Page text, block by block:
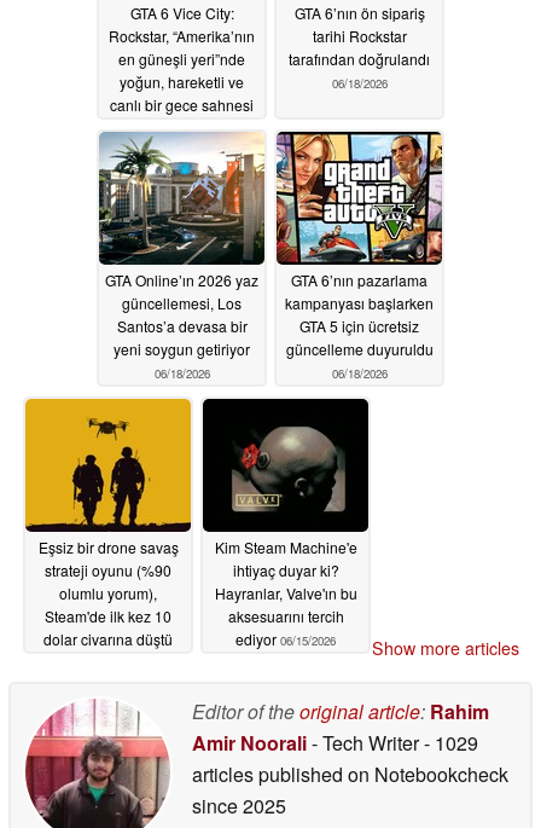
GTA 6 Vice City:
Rockstar, “Amerika’nın
en güneşli yeri”nde
yoğun, hareketli ve
canlı bir gece sahnesi
sergiliyor06/19/2026
GTA 6’nın ön sipariş
tarihi Rockstar
tarafından doğrulandı
06/18/2026
GTA Online’ın 2026 yaz
güncellemesi, Los
Santos’a devasa bir
yeni soygun getiriyor
06/18/2026
GTA 6’nın pazarlama
kampanyası başlarken
GTA 5 için ücretsiz
güncelleme duyuruldu
06/18/2026
Eşsiz bir drone savaş
strateji oyunu (%90
olumlu yorum),
Steam'de ilk kez 10
dolar civarına düştü
Kim Steam Machine'e
ihtiyaç duyar ki?
Hayranlar, Valve'ın bu
aksesuarını tercih
ediyor 06/15/2026 Show more articles
Editor of theoriginal article: Rahim
Amir Noorali- Tech Writer- 1029
articles published on Notebookcheck
since 2025